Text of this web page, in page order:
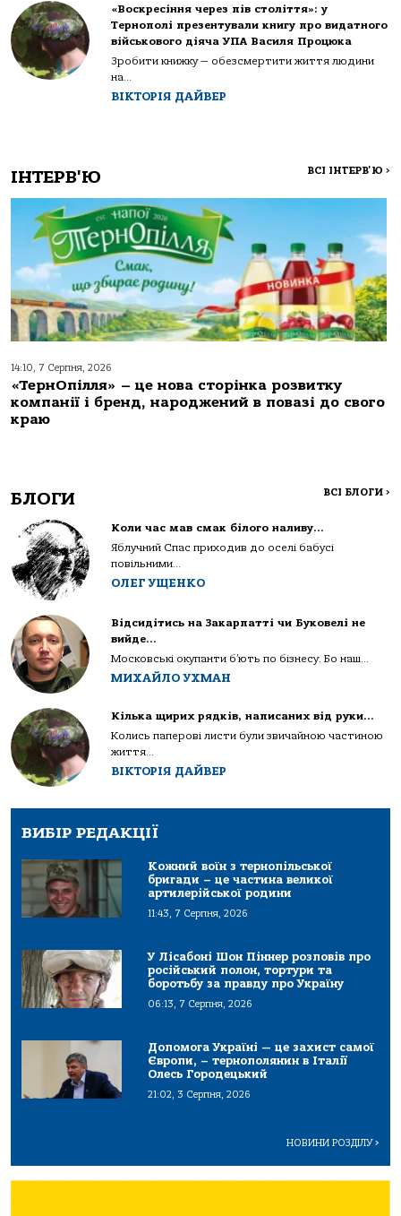
«Воскресіння через пів століття»: у
Тернополі презентували книгу про видатного
військового діяча УПА Василя Процюка
Зробити книжку — обезсмертити життя людини
на...
ВІКТОРІЯ ДАЙВЕР
ІНТЕРВ'Ю ВСІ ІНТЕРВ'Ю >
14:10, 7 Серпня, 2026
«ТернОпілля» – це нова сторінка розвитку
компанії і бренд, народжений в повазі до свого
краю
БЛОГИ ВСІ БЛОГИ >
Коли час мав смак білого наливу…
Яблучний Спас приходив до оселі бабусі
повільними...
ОЛЕГ УЩЕНКО
Відсидітись на Закарпатті чи Буковелі не
вийде…
Московські окупанти б’ють по бізнесу. Бо наш...
МИХАЙЛО УХМАН
Кілька щирих рядків, написаних від руки…
Колись паперові листи були звичайною частиною
життя...
ВІКТОРІЯ ДАЙВЕР
ВИБІР РЕДАКЦІЇ
Кожний воїн з тернопільської
бригади – це частина великої
артилерійської родини
11:43, 7 Серпня, 2026
У Лісабоні Шон Піннер розповів про
російський полон, тортури та
боротьбу за правду про Україну
06:13, 7 Серпня, 2026
Допомога Україні — це захист самої
Європи, – тернополянин в Італії
Олесь Городецький
21:02, 3 Серпня, 2026
НОВИНИ РОЗДІЛУ>